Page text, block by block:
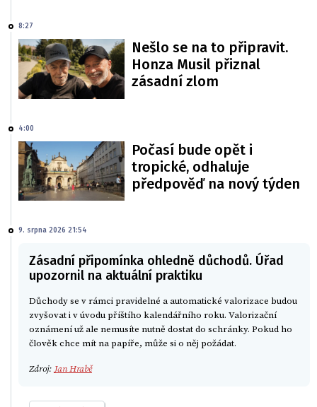
8:27
Nešlo se na to připravit.
Honza Musil přiznal
zásadní zlom
4:00
Počasí bude opět i
tropické, odhaluje
předpověď na nový týden
9. srpna 2026 21:54
Zásadní připomínka ohledně důchodů. Úřad
upozornil na aktuální praktiku
Důchody se v rámci pravidelné a automatické valorizace budou
zvyšovat i v úvodu příštího kalendářního roku. Valorizační
oznámení už ale nemusíte nutně dostat do schránky. Pokud ho
člověk chce mít na papíře, může si o něj požádat.
Zdroj: Jan Hrabě